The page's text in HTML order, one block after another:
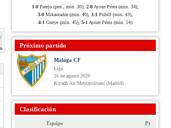
1-0 Parejo (pen., min. 30), 2-0 Ayoze Pérez (min. 34),
3-0 Mikautadze (min. 40), 3-1 Pubill (min. 43),
4-1 Gueye (min. 45), 5-1 Ayoze Pérez (min. 54)
Próximo partido
Málaga CF
Liga
16 de agosto 2026
Riyadh Air Metropolitano (Madrid)
Clasificación
Equipo Pt